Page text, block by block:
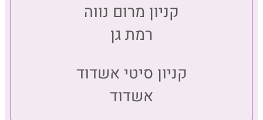
קניון מרום נווה
רמת גן
קניון סיטי אשדוד
אשדוד